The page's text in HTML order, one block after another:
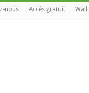
nous Accès gratuit Wall